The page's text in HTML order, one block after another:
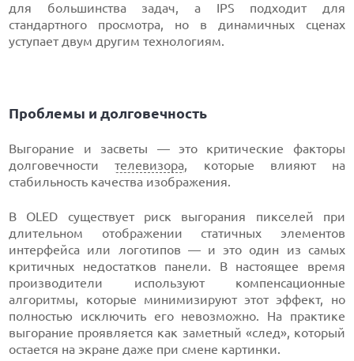
для большинства задач, а IPS подходит для
стандартного просмотра, но в динамичных сценах
уступает двум другим технологиям.
Проблемы и долговечность
Выгорание и засветы — это критические факторы
долговечностителевизора, которые влияют на
стабильность качества изображения.
В OLED существует риск выгорания пикселей при
длительном отображении статичных элементов
интерфейса или логотипов — и это один из самых
критичных недостатков панели. В настоящее время
производители используют компенсационные
алгоритмы, которые минимизируют этот эффект, но
полностью исключить его невозможно. На практике
выгорание проявляется как заметный «след», который
остается на экране даже при смене картинки.